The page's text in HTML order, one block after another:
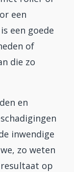
een
een goede
of
die zo
en
inwendige
zo weten
op